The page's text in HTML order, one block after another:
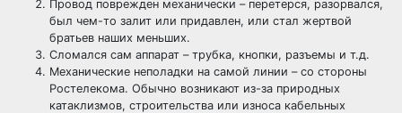
Провод поврежден механически – перетерся, разорвался,
был чем-то залит или придавлен, или стал жертвой
братьев наших меньших.
Сломался сам аппарат – трубка, кнопки, разъемы и т.д.
Механические неполадки на самой линии – со стороны
Ростелекома. Обычно возникают из-за природных
катаклизмов, строительства или износа кабельных